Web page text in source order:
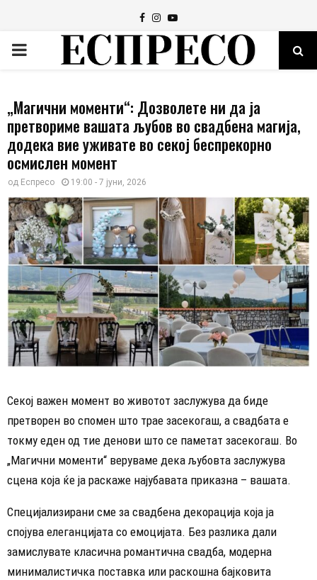
Facebook
Instagram
Youtube
PRIMARY
„Магични моменти“: Дозволете ни да ја
претвориме вашата љубов во свадбена магија,
додека вие уживате во секој беспрекорно
осмислен момент
од Еспресо 19:00 - 7 јуни, 2026
Секој важен момент во животот заслужува да биде
претворен во спомен што трае засекогаш, а свадбата е
токму еден од тие денови што се паметат засекогаш. Во
„Магични моменти“ веруваме дека љубовта заслужува
сцена која ќе ја раскаже најубавата приказна – вашата.
Специјализирани сме за свадбена декорација која ја
спојува елеганцијата со емоцијата. Без разлика дали
замислувате класична романтична свадба, модерна
минималистичка поставка или раскошна бајковита